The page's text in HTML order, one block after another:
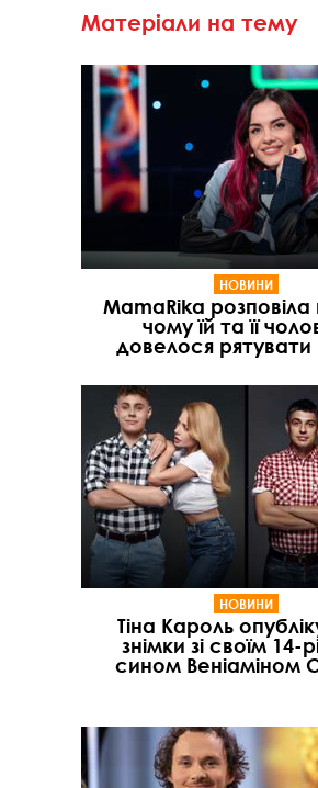
Матеріали на тему
НОВИНИ
MamaRika
чому їй та її
довелося
НОВИНИ
Тіна Кароль
знімки зі своїм 14-
сином Веніаміном